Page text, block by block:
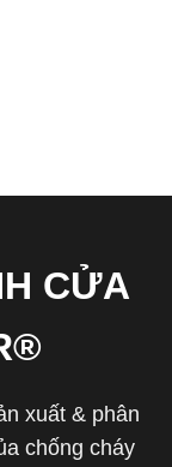
CỬA
xuất & phân
chống cháy